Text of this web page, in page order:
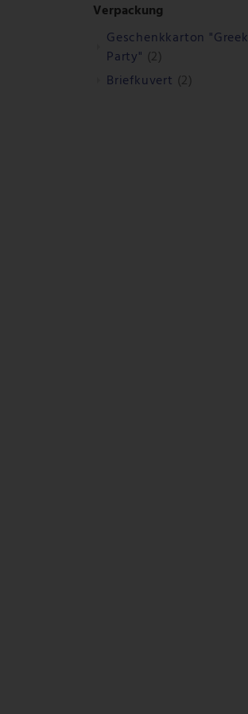
Verpackung
Geschenkkarton "Greek
Party" (2)
Briefkuvert (2)